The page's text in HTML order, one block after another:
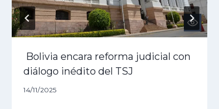
Bolivia encara reforma judicial con
diálogo inédito del TSJ
14/11/2025